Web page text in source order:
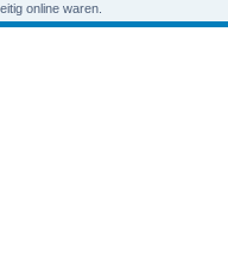
online waren.